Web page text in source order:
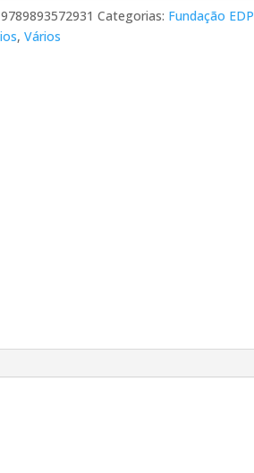
9789893572931 Categorias: Fundação EDP
, Vários